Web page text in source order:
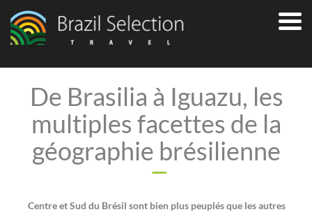
De Brasilia à Iguazu, les
multiples facettes de la
géographie brésilienne
Centre et Sud du Brésil sont bien plus peuplés que les autres